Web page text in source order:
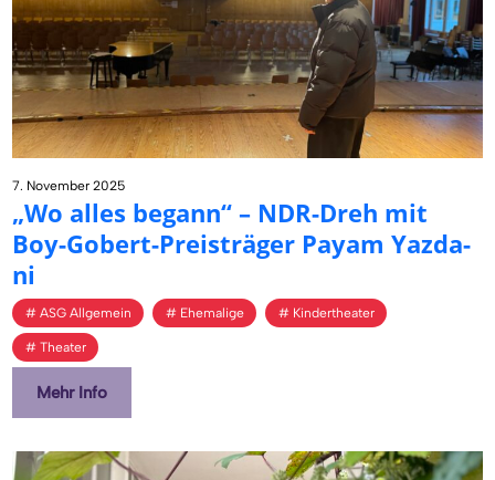
7. November 2025
„Wo alles be­gann“ – NDR-Dreh mit
Boy-Gobert-Preis­trä­ger Payam Yaz­da­
ni
ASG Allgemein Ehemalige Kindertheater
Theater
Mehr Info